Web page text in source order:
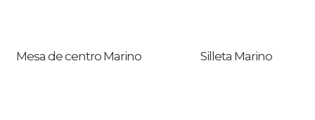
Mesa de centro Marino Silleta Marino